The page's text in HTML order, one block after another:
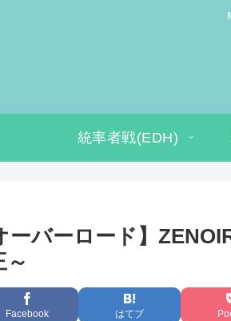
統率者戦(EDH)
ーバーロード】
～
Facebook はてブ